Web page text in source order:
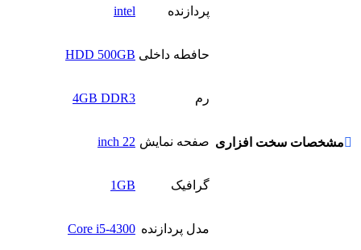
مشخصات سخت افزاری
پردازنده intel
حافطه داخلی HDD 500GB
رم 4GB DDR3
صفحه نمایش 22 inch
گرافیک 1GB
مدل پردازنده Core i5-4300